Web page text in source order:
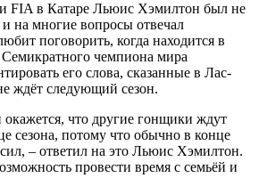
FIA в Катаре Льюис Хэмилтон был не
на многие вопросы отвечал
поговорить, когда находится в
чемпиона мира
его слова, сказанные в Лас-
ждёт следующий сезон.
окажется, что другие гонщики ждут
сезона, потому что обычно в конце
сил, – ответил на это Льюис Хэмилтон.
провести время с семьёй и